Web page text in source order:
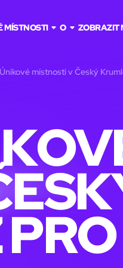
MÍSTNOSTI O ZOBRAZIT
Únikové místnosti v Český